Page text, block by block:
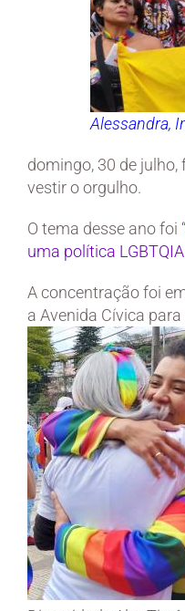
Alessandra,
domingo, 30 de
vestir o orgulho.
O tema desse ano foi “
uma política
A concentração foi
a Avenida Cívica